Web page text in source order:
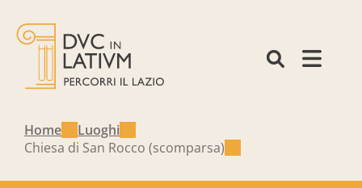
Home
Luoghi
Chiesa di San Rocco (scomparsa)